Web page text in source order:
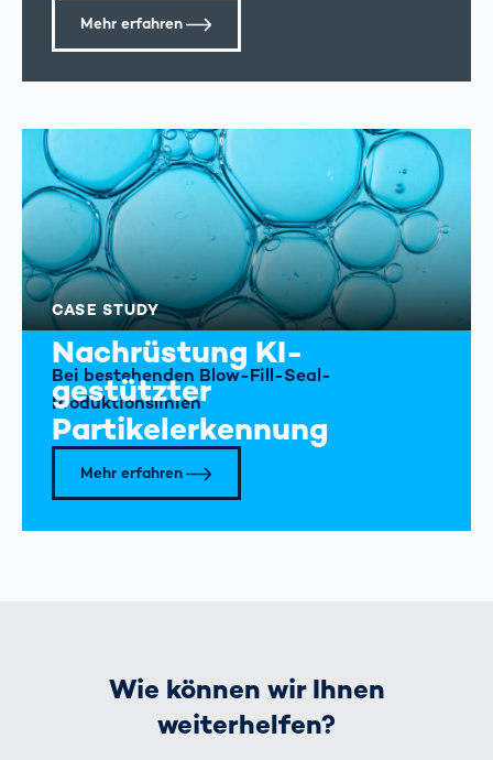
Mehr erfahren
CASE STUDY
Nachrüstung KI-
gestützter
Partikelerkennung
Bei bestehenden Blow-Fill-Seal-
Produktionslinien
Mehr erfahren
Wie können wir Ihnen
weiterhelfen?